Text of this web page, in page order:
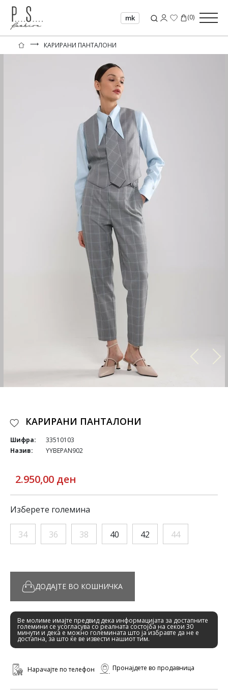
mk (0)
⟶ КАРИРАНИ ПАНТАЛОНИ
КАРИРАНИ ПАНТАЛОНИ
Шифра:
33510103
Назив:
YYBEPAN902
2.950,00 ден
Изберете големина
34 36 38 40 42 44
ДОДАЈТЕ ВО КОШНИЧКА
Ве молиме имајте предвид дека информацијата за достапните
големини се усогласува со реалната состојба на секои 30
минути и дека е можно големината што ја избравте да не е
достапна, за што ќе ве извести нашиот тим.
Нарачајте по телефон Пронајдете во продавница